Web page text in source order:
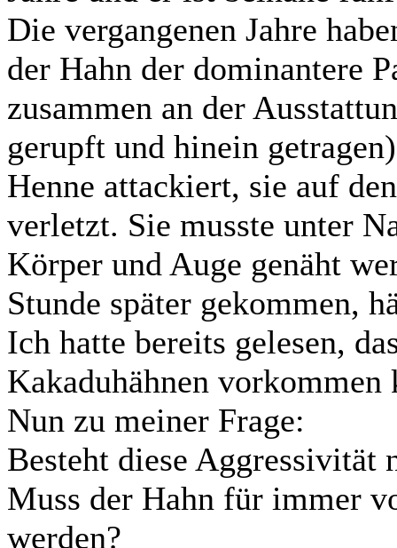
Die vergangenen Jahre
der Hahn der dominantere
zusammen an der
gerupft und hinein
Henne attackiert, sie auf
verletzt. Sie musste unter
Körper und Auge genäht
Stunde später gekommen,
Ich hatte bereits gelesen,
Kakaduhähnen vorkommen
Nun zu meiner Frage:
Besteht diese Aggressivität
Muss der Hahn für immer
werden?